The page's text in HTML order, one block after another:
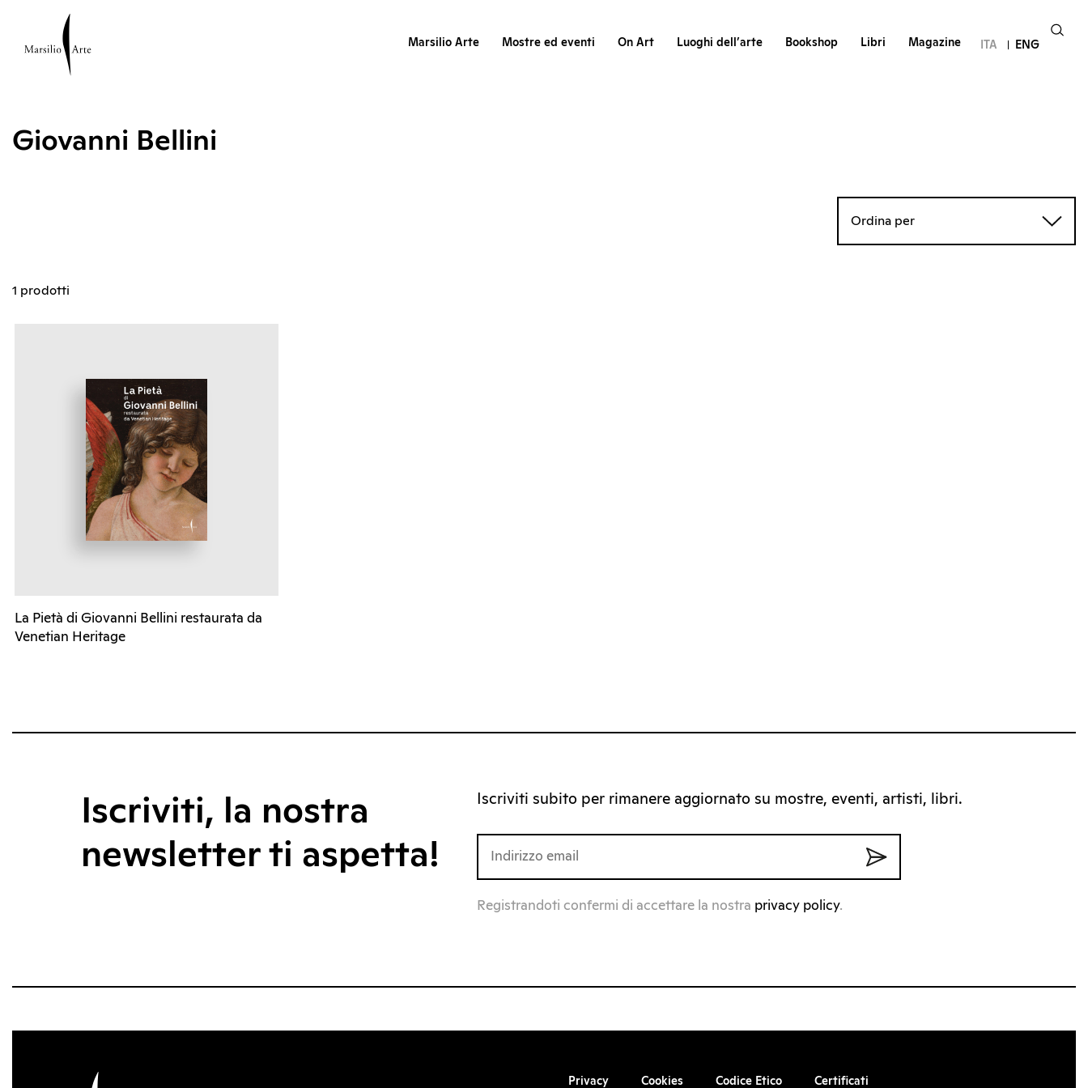
Marsilio Arte Mostre ed eventi On Art Luoghi dell’arte Bookshop Libri Magazine ITA ENG
Giovanni Bellini
Ordina per
1 prodotti
La Pietà di Giovanni Bellini restaurata da
Venetian Heritage
Iscriviti, la nostra
newsletter ti aspetta!
Iscriviti subito per rimanere aggiornato su mostre, eventi, artisti, libri.
Registrandoti confermi di accettare la nostra privacy policy.
Privacy Cookies Codice Etico Certificati